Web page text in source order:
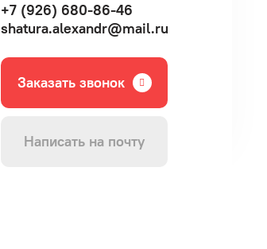
+7 (926) 680-86-46
shatura.alexandr@mail.ru
Заказать звонок
Написать на почту